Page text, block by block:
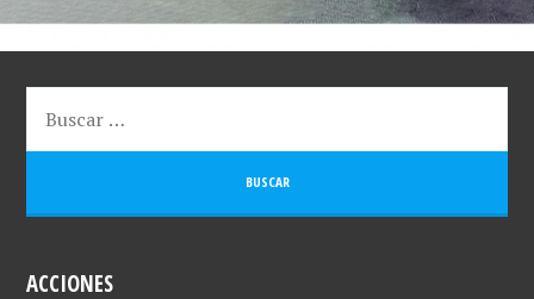
ACCIONES